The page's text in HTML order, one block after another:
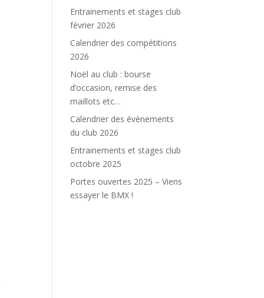
Entrainements et stages club
février 2026
Calendrier des compétitions
2026
Noël au club : bourse
d’occasion, remise des
maillots etc…
Calendrier des évènements
du club 2026
Entrainements et stages club
octobre 2025
Portes ouvertes 2025 – Viens
essayer le BMX !